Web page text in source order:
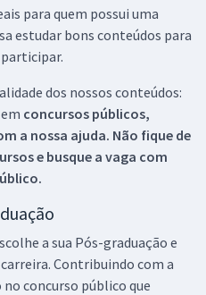
para quem possui uma
estudar bons conteúdos para
dos nossos conteúdos:
concursos públicos,
a nossa ajuda. Não fique de
e busque a vaga com
a sua Pós-graduação e
Contribuindo com a
concurso público que